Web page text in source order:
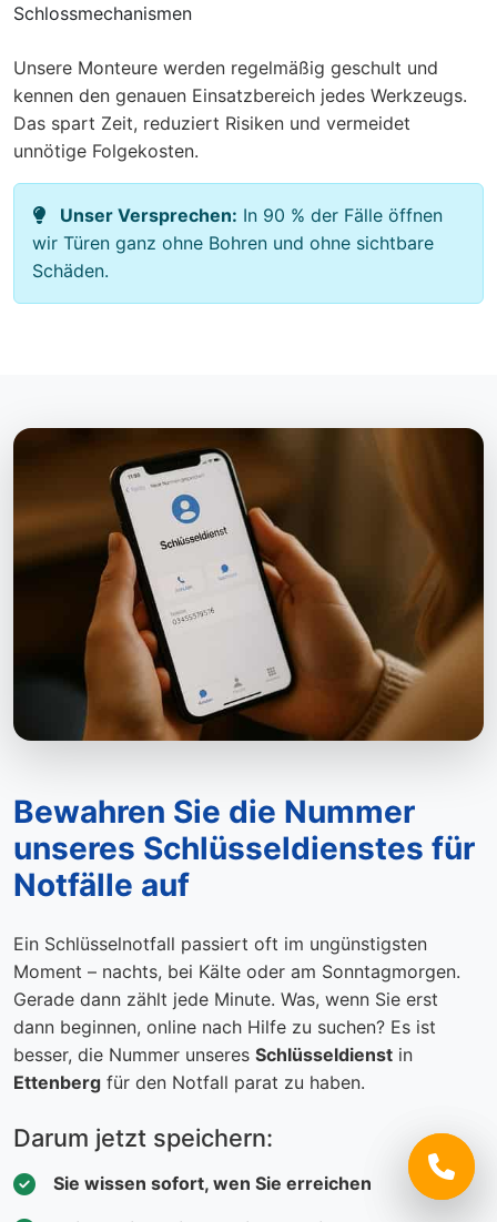
Schlossmechanismen
Unsere Monteure werden regelmäßig geschult und
kennen den genauen Einsatzbereich jedes Werkzeugs.
Das spart Zeit, reduziert Risiken und vermeidet
unnötige Folgekosten.
Unser Versprechen: In 90 % der Fälle öffnen
wir Türen ganz ohne Bohren und ohne sichtbare
Schäden.
Bewahren Sie die Nummer
unseres Schlüsseldienstes für
Notfälle auf
Ein Schlüsselnotfall passiert oft im ungünstigsten
Moment – nachts, bei Kälte oder am Sonntagmorgen.
Gerade dann zählt jede Minute. Was, wenn Sie erst
dann beginnen, online nach Hilfe zu suchen? Es ist
besser, die Nummer unseres Schlüsseldienst in
Ettenberg für den Notfall parat zu haben.
Darum jetzt speichern:
Sie wissen sofort, wen Sie erreichen